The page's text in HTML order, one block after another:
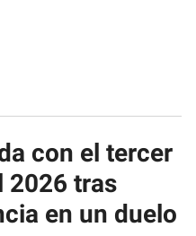
con el tercer
2026 tras
en un duelo